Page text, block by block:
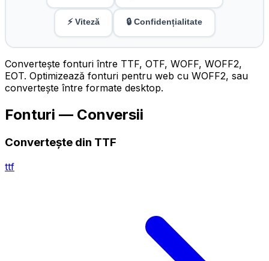
⚡ Viteză 🔒 Confidențialitate
Convertește fonturi între TTF, OTF, WOFF, WOFF2,
EOT. Optimizează fonturi pentru web cu WOFF2, sau
convertește între formate desktop.
Fonturi — Conversii
Convertește din TTF
ttf